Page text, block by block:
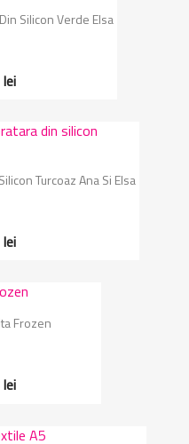
Silicon Verde Elsa
Turcoaz Ana Si Elsa
Frozen